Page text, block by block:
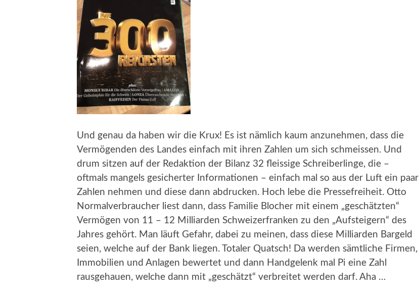
Und genau da haben wir die Krux! Es ist nämlich kaum anzunehmen, dass die
Vermögenden des Landes einfach mit ihren Zahlen um sich schmeissen. Und
drum sitzen auf der Redaktion der Bilanz 32 fleissige Schreiberlinge, die –
oftmals mangels gesicherter Informationen – einfach mal so aus der Luft ein paar
Zahlen nehmen und diese dann abdrucken. Hoch lebe die Pressefreiheit. Otto
Normalverbraucher liest dann, dass Familie Blocher mit einem „geschätzten“
Vermögen von 11 – 12 Milliarden Schweizerfranken zu den „Aufsteigern“ des
Jahres gehört. Man läuft Gefahr, dabei zu meinen, dass diese Milliarden Bargeld
seien, welche auf der Bank liegen. Totaler Quatsch! Da werden sämtliche Firmen,
Immobilien und Anlagen bewertet und dann Handgelenk mal Pi eine Zahl
rausgehauen, welche dann mit „geschätzt“ verbreitet werden darf. Aha …